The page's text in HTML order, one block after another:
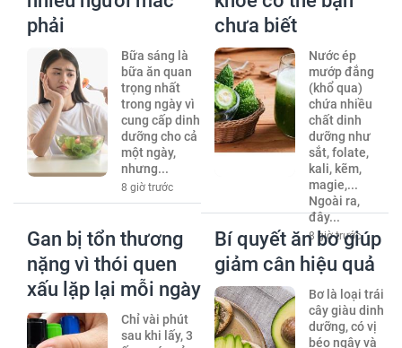
phải
Bữa sáng là
bữa ăn quan
trọng nhất
trong ngày vì
cung cấp dinh
dưỡng cho cả
một ngày,
nhưng...
8 giờ trước
chưa biết
Nước ép
mướp đắng
(khổ qua)
chứa nhiều
chất dinh
dưỡng như
sắt, folate,
kali, kẽm,
magie,...
Ngoài ra,
đây...
8 giờ trước
Gan bị tổn thương
nặng vì thói quen
xấu lặp lại mỗi ngày
Chỉ vài phút
sau khi lấy, 3
Bí quyết ăn bơ giúp
giảm cân hiệu quả
Bơ là loại trái
cây giàu dinh
dưỡng, có vị
béo ngậy và